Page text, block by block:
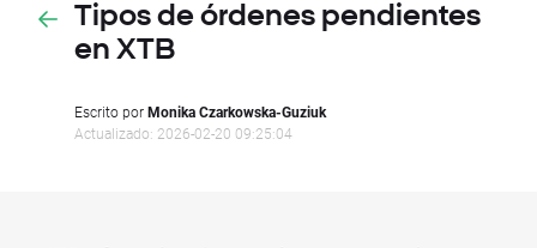
Tipos de órdenes pendientes
en XTB
Escrito porMonika Czarkowska-Guziuk
Actualizado: 2026-02-20 09:25:04